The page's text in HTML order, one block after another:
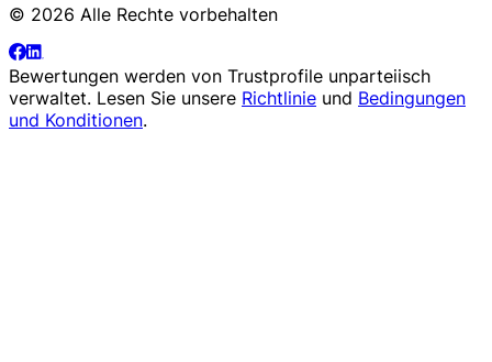
© 2026 Alle Rechte vorbehalten
Bewertungen werden von Trustprofile unparteiisch
verwaltet. Lesen Sie unsere Richtlinie und Bedingungen
und Konditionen.